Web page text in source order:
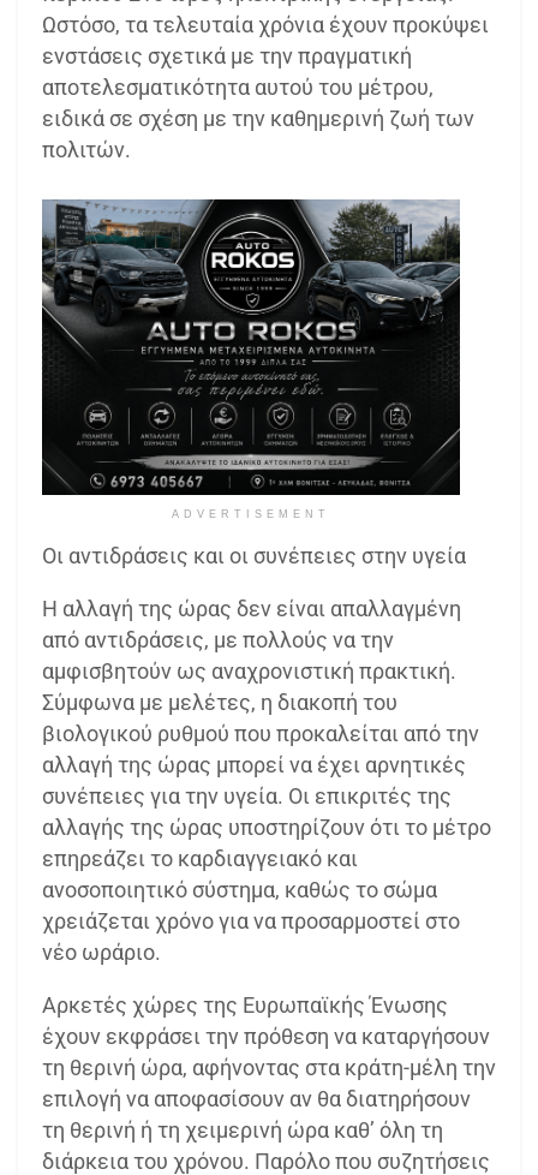
Ωστόσο, τα τελευταία χρόνια έχουν προκύψει
ενστάσεις σχετικά με την πραγματική
αποτελεσματικότητα αυτού του μέτρου,
ειδικά σε σχέση με την καθημερινή ζωή των
πολιτών.
ADVERTISEMENT
Οι αντιδράσεις και οι συνέπειες στην υγεία
Η αλλαγή της ώρας δεν είναι απαλλαγμένη
από αντιδράσεις, με πολλούς να την
αμφισβητούν ως αναχρονιστική πρακτική.
Σύμφωνα με μελέτες, η διακοπή του
βιολογικού ρυθμού που προκαλείται από την
αλλαγή της ώρας μπορεί να έχει αρνητικές
συνέπειες για την υγεία. Οι επικριτές της
αλλαγής της ώρας υποστηρίζουν ότι το μέτρο
επηρεάζει το καρδιαγγειακό και
ανοσοποιητικό σύστημα, καθώς το σώμα
χρειάζεται χρόνο για να προσαρμοστεί στο
νέο ωράριο.
Αρκετές χώρες της Ευρωπαϊκής Ένωσης
έχουν εκφράσει την πρόθεση να καταργήσουν
τη θερινή ώρα, αφήνοντας στα κράτη-μέλη την
επιλογή να αποφασίσουν αν θα διατηρήσουν
τη θερινή ή τη χειμερινή ώρα καθ’ όλη τη
διάρκεια του χρόνου. Παρόλο που συζητήσεις